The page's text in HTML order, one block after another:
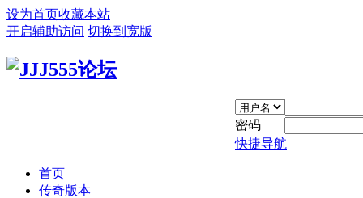
设为首页收藏本站
开启辅助访问 切换到宽版
密码
快捷导航
首页
传奇版本